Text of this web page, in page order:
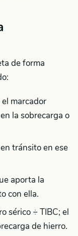
de forma
marcador
la sobrecarga o
tránsito en ese
aporta la
con ella.
sérico ÷ TIBC; el
de hierro.